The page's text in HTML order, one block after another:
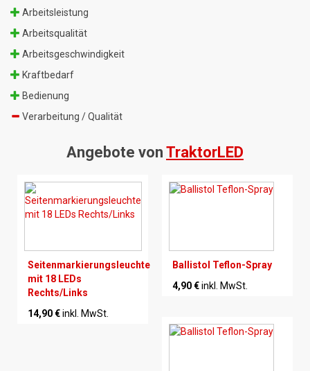
Arbeitsleistung
Arbeitsqualität
Arbeitsgeschwindigkeit
Kraftbedarf
Bedienung
Verarbeitung / Qualität
Angebote von TraktorLED
Seitenmarkierungsleuchte
mit 18 LEDs
Rechts/Links
14,90 €inkl. MwSt.
Ballistol Teflon-Spray
4,90 €inkl. MwSt.